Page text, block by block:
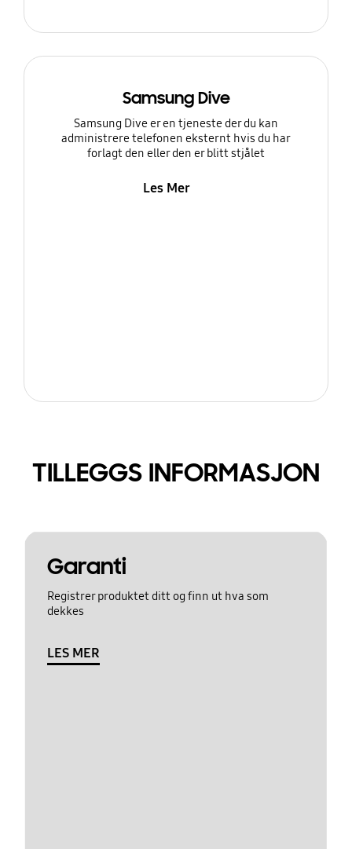
Samsung Dive
Samsung Dive er en tjeneste der du kan
administrere telefonen eksternt hvis du har
forlagt den eller den er blitt stjålet
Les Mer
TILLEGGS INFORMASJON
Garanti
Registrer produktet ditt og finn ut hva som
dekkes
LES MER